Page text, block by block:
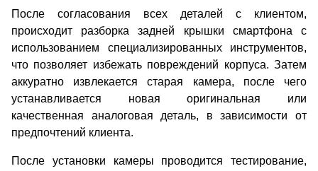
После согласования всех деталей с клиентом,
происходит разборка задней крышки смартфона с
использованием специализированных инструментов,
что позволяет избежать повреждений корпуса. Затем
аккуратно извлекается старая камера, после чего
устанавливается новая оригинальная или
качественная аналоговая деталь, в зависимости от
предпочтений клиента.
После установки камеры проводится тестирование,